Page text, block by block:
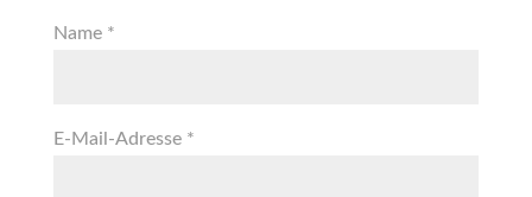
Name *
E-Mail-Adresse *